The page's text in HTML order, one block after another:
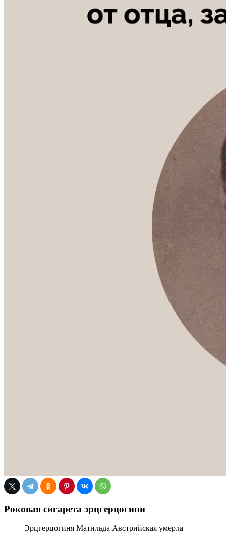
Роковая сигарета эрцгерцогини
Эрцгерцогиня Матильда Австрийская умерла